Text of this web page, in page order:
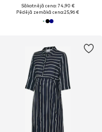
Sākotnējā cena: 74,90 €
Pēdējā zemākā cena:25,96 €